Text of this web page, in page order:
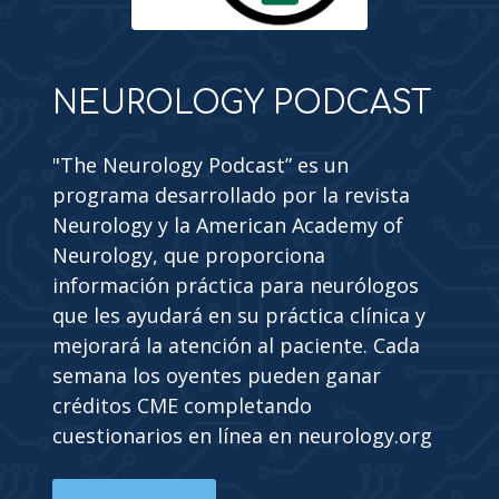
NEUROLOGY PODCAST
"The Neurology Podcast” es un
programa desarrollado por la revista
Neurology y la American Academy of
Neurology, que proporciona
información práctica para neurólogos
que les ayudará en su práctica clínica y
mejorará la atención al paciente. Cada
semana los oyentes pueden ganar
créditos CME completando
cuestionarios en línea en neurology.org